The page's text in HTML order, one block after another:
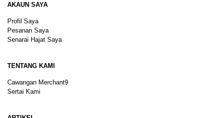
AKAUN SAYA
Profil Saya
Pesanan Saya
Senarai Hajat Saya
TENTANG KAMI
Cawangan Merchant9
Sertai Kami